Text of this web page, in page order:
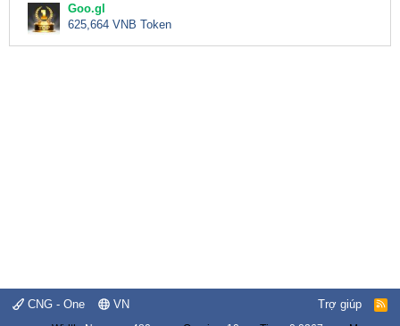
Goo.gl
625,664 VNB Token
CNG - One VN Trợ giúp
R